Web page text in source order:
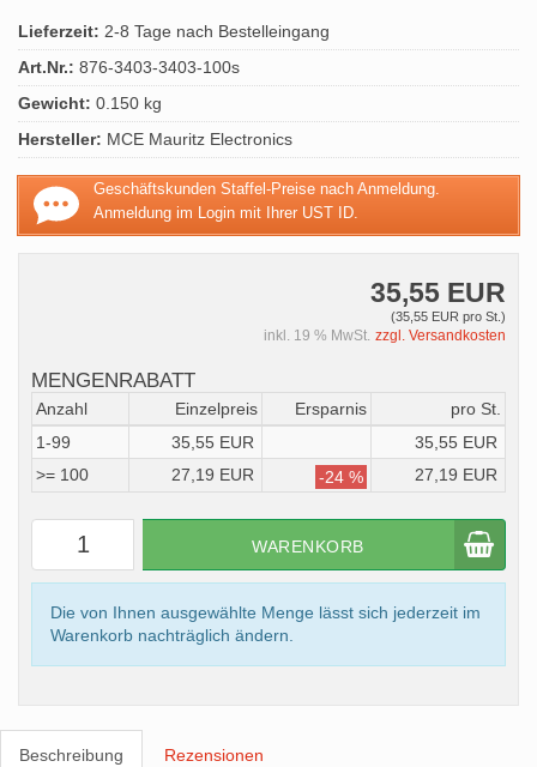
Lieferzeit: 2-8 Tage nach Bestelleingang
Art.Nr.: 876-3403-3403-100s
Gewicht: 0.150 kg
Hersteller: MCE Mauritz Electronics
Geschäftskunden Staffel-Preise nach Anmeldung.
Anmeldung im Login mit Ihrer UST ID.
35,55 EUR
(35,55 EUR pro St.)
inkl. 19 % MwSt. zzgl. Versandkosten
MENGENRABATT
Anzahl Einzelpreis Ersparnis
pro St.
1-99
35,55 EUR
35,55 EUR
>= 100
27,19 EUR -24 % 27,19 EUR
WARENKORB
Die von Ihnen ausgewählte Menge lässt sich jederzeit im
Warenkorb nachträglich ändern.
Beschreibung Rezensionen